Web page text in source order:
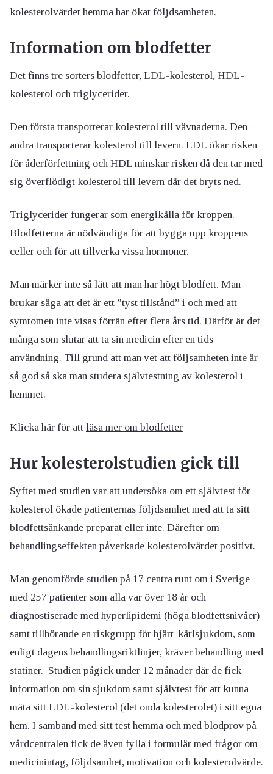
kolesterolvärdet hemma har ökat följdsamheten.
Information om blodfetter
Det finns tre sorters blodfetter, LDL-kolesterol, HDL-
kolesterol och triglycerider.
Den första transporterar kolesterol till vävnaderna. Den
andra transporterar kolesterol till levern. LDL ökar risken
för åderförfettning och HDL minskar risken då den tar med
sig överflödigt kolesterol till levern där det bryts ned.
Triglycerider fungerar som energikälla för kroppen.
Blodfetterna är nödvändiga för att bygga upp kroppens
celler och för att tillverka vissa hormoner.
Man märker inte så lätt att man har högt blodfett. Man
brukar säga att det är ett ”tyst tillstånd” i och med att
symtomen inte visas förrän efter flera års tid. Därför är det
många som slutar att ta sin medicin efter en tids
användning. Till grund att man vet att följsamheten inte är
så god så ska man studera självtestning av kolesterol i
hemmet.
Klicka här för att läsa mer om blodfetter
Hur kolesterolstudien gick till
Syftet med studien var att undersöka om ett självtest för
kolesterol ökade patienternas följdsamhet med att ta sitt
blodfettsänkande preparat eller inte. Därefter om
behandlingseffekten påverkade kolesterolvärdet positivt.
Man genomförde studien på 17 centra runt om i Sverige
med 257 patienter som alla var över 18 år och
diagnostiserade med hyperlipidemi (höga blodfettsnivåer)
samt tillhörande en riskgrupp för hjärt-kärlsjukdom, som
enligt dagens behandlingsriktlinjer, kräver behandling med
statiner. Studien pågick under 12 månader där de fick
information om sin sjukdom samt självtest för att kunna
mäta sitt LDL-kolesterol (det onda kolesterolet) i sitt egna
hem. I samband med sitt test hemma och med blodprov på
vårdcentralen fick de även fylla i formulär med frågor om
medicinintag, följdsamhet, motivation och kolesterolvärde.